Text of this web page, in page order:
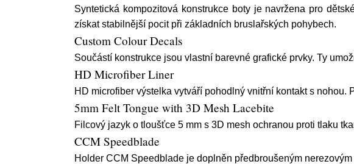
Syntetická kompozitová konstrukce boty je navržena pro
získat stabilnější pocit při základních bruslařských pohybech.
Custom Colour Decals
Součástí konstrukce jsou vlastní barevné grafické prvky. Ty
HD Microfiber Liner
HD microfiber výstelka vytváří pohodlný vnitřní kontakt s
5mm Felt Tongue with 3D Mesh Lacebite
Filcový jazyk o tloušťce 5 mm s 3D mesh ochranou proti tlaku
CCM Speedblade
Holder CCM Speedblade je doplněn předbroušeným